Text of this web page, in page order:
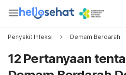
Penyakit Infeksi Demam Berdarah
12 Pertanyaan